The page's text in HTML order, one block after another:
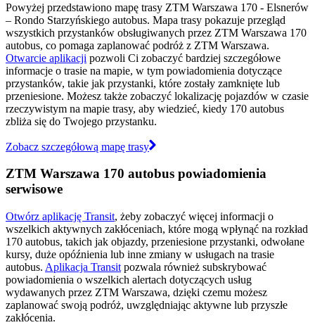
Powyżej przedstawiono mapę trasy ZTM Warszawa 170 - Elsnerów
– Rondo Starzyńskiego autobus. Mapa trasy pokazuje przegląd
wszystkich przystanków obsługiwanych przez ZTM Warszawa 170
autobus, co pomaga zaplanować podróż z ZTM Warszawa.
Otwarcie aplikacji pozwoli Ci zobaczyć bardziej szczegółowe
informacje o trasie na mapie, w tym powiadomienia dotyczące
przystanków, takie jak przystanki, które zostały zamknięte lub
przeniesione. Możesz także zobaczyć lokalizację pojazdów w czasie
rzeczywistym na mapie trasy, aby wiedzieć, kiedy 170 autobus
zbliża się do Twojego przystanku.
Zobacz szczegółową mapę trasy
ZTM Warszawa 170 autobus powiadomienia
serwisowe
Otwórz aplikację Transit, żeby zobaczyć więcej informacji o
wszelkich aktywnych zakłóceniach, które mogą wpłynąć na rozkład
170 autobus, takich jak objazdy, przeniesione przystanki, odwołane
kursy, duże opóźnienia lub inne zmiany w usługach na trasie
autobus. Aplikacja Transit pozwala również subskrybować
powiadomienia o wszelkich alertach dotyczących usług
wydawanych przez ZTM Warszawa, dzięki czemu możesz
zaplanować swoją podróż, uwzględniając aktywne lub przyszłe
zakłócenia.